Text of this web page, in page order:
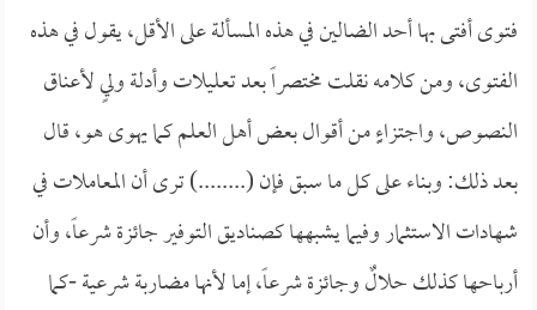
فتوى أفتى بها أحد الضالين في هذه المسألة على الأقل، يقول في هذه
الفتوى، ومن كلامه نقلت مختصراً بعد تعليلات وأدلة وليٍ لأعناق
النصوص، واجتزاءٍٍ من أقوال بعض أهل العلم كما يهوى هو، قال
بعد ذلك: وبناء على كل ما سبق فإن (........) ترى أن المعاملات في
شهادات الاستثمار وفيما يشبهها كصناديق التوفير جائزة شرعاً، وأن
أرباحها كذلك حلالٌ وجائزة شرعاً، إما لأنها مضاربة شرعية -كما